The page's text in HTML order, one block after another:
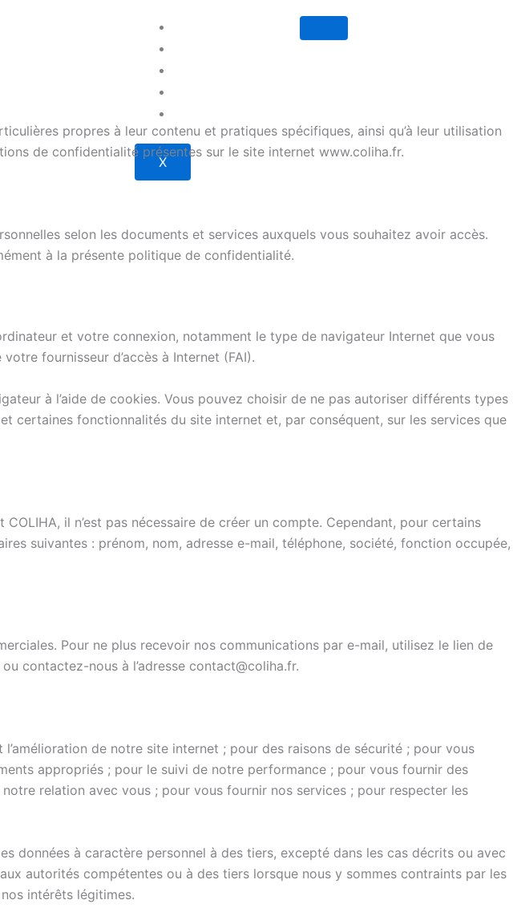
X
propres à leur contenu et pratiques spécifiques, ainsi qu’à leur utilisation
de confidentialité présentes sur le site internet www.coliha.fr.
selon les documents et services auxquels vous souhaitez avoir accès.
à la présente politique de confidentialité.
et votre connexion, notamment le type de navigateur Internet que vous
fournisseur d’accès à Internet (FAI).
à l’aide de cookies. Vous pouvez choisir de ne pas autoriser différents types
certaines fonctionnalités du site internet et, par conséquent, sur les services que
il n’est pas nécessaire de créer un compte. Cependant, pour certains
suivantes : prénom, nom, adresse e-mail, téléphone, société, fonction occupée,
Pour ne plus recevoir nos communications par e-mail, utilisez le lien de
contactez-nous à l’adresse contact@coliha.fr.
de notre site internet ; pour des raisons de sécurité ; pour vous
appropriés ; pour le suivi de notre performance ; pour vous fournir des
relation avec vous ; pour vous fournir nos services ; pour respecter les
données à caractère personnel à des tiers, excepté dans les cas décrits ou avec
autorités compétentes ou à des tiers lorsque nous y sommes contraints par les
intérêts légitimes.